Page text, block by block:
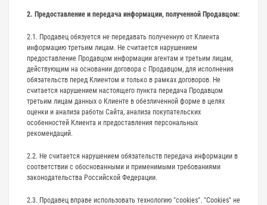
2. Предоставление и передача информации, полученной Продавцом:
2.1. Продавец обязуется не передавать полученную от Клиента
информацию третьим лицам. Не считается нарушением
предоставление Продавцом информации агентам и третьим лицам,
действующим на основании договора с Продавцом, для исполнения
обязательств перед Клиентом и только в рамках договоров. Не
считается нарушением настоящего пункта передача Продавцом
третьим лицам данных о Клиенте в обезличенной форме в целях
оценки и анализа работы Сайта, анализа покупательских
особенностей Клиента и предоставления персональных
рекомендаций.
2.2. Не считается нарушением обязательств передача информации в
соответствии с обоснованными и применимыми требованиями
законодательства Российской Федерации.
2.3. Продавец вправе использовать технологию "cookies". "Cookies" не